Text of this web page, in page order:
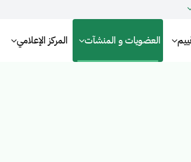
العضويات و المنشآت المركز الإعلامي